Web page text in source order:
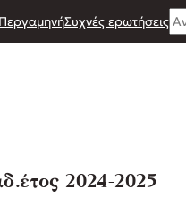
Συχνές ερωτήσεις
2024-2025